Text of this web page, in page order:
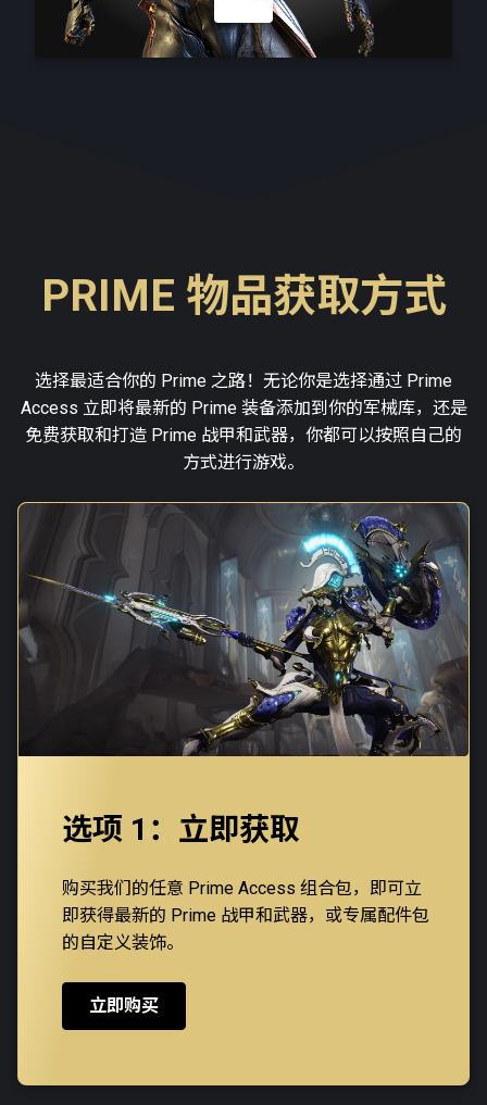
PRIME 物品获取方式
选择最适合你的 Prime 之路！无论你是选择通过 Prime
Access 立即将最新的 Prime 装备添加到你的军械库，还是
免费获取和打造 Prime 战甲和武器，你都可以按照自己的
方式进行游戏。
选项 1：立即获取
购买我们的任意 Prime Access 组合包，即可立
即获得最新的 Prime 战甲和武器，或专属配件包
的自定义装饰。
立即购买